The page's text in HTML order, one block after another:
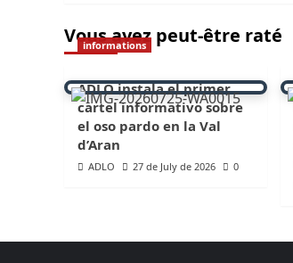
Vous avez peut-être raté
informations
ADLO instala el primer
cartel informativo sobre
el oso pardo en la Val
d’Aran
ADLO 27 de July de 2026 0